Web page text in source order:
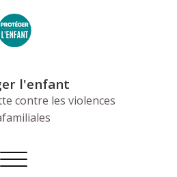
l'enfant
contre les violences
Afficher/masquer
la